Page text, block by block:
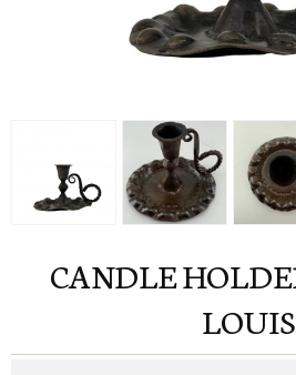
CANDLE HOLDER FORGED
LOUIS